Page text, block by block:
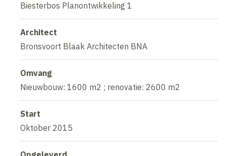
Biesterbos Planontwikkeling 1
Architect
Bronsvoort Blaak Architecten BNA
Omvang
Nieuwbouw: 1600 m2 ; renovatie: 2600 m2
Start
Oktober 2015